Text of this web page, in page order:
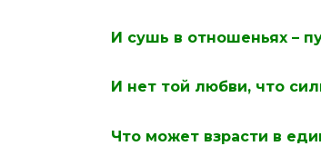
И сушь в отношеньях –
И нет той любви, что
Что может взрасти в